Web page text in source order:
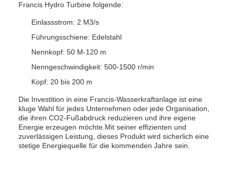
Francis Hydro Turbine folgende:
Einlassstrom: 2 M3/s
Führungsschiene: Edelstahl
Nennkopf: 50 M-120 m
Nenngeschwindigkeit: 500-1500 r/min
Kopf: 20 bis 200 m
Die Investition in eine Francis-Wasserkraftanlage ist eine
kluge Wahl für jedes Unternehmen oder jede Organisation,
die ihren CO2-Fußabdruck reduzieren und ihre eigene
Energie erzeugen möchte.Mit seiner effizienten und
zuverlässigen Leistung, dieses Produkt wird sicherlich eine
stetige Energiequelle für die kommenden Jahre sein.